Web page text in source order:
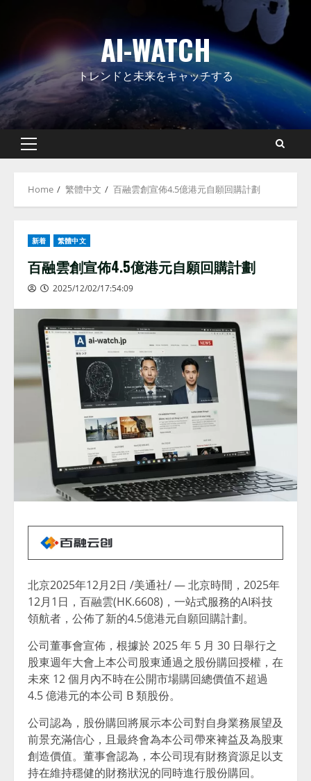
AI-WATCH
トレンドと未来をキャッチする
Primary
Home 繁體中文 百融雲創宣佈4.5億港元自願回購計劃
新着 繁體中文
百融雲創宣佈4.5億港元自願回購計劃
2025/12/02/17:54:09
北京2025年12月2日 /美通社/ — 北京時間，2025年
12月1日，百融雲(HK.6608)，一站式服務的AI科技
領航者，公佈了新的4.5億港元自願回購計劃。
公司董事會宣佈，根據於 2025 年 5 月 30 日舉行之
股東週年大會上本公司股東通過之股份購回授權，在
未來 12 個月內不時在公開市場購回總價值不超過
4.5 億港元的本公司 B 類股份。
公司認為，股份購回將展示本公司對自身業務展望及
前景充滿信心，且最終會為本公司帶來裨益及為股東
創造價值。董事會認為，本公司現有財務資源足以支
持在維持穩健的財務狀況的同時進行股份購回。